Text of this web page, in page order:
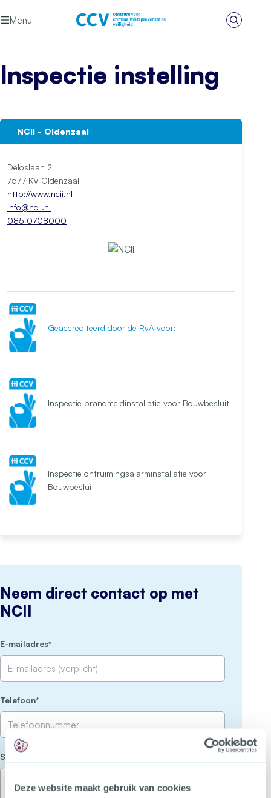
Deze website maakt gebruik van cookies
Menu
Zoeken
Inspectie instelling
Neem direct contact op met
NCII
E-mailadres
Telefoon
Stel je vraag
NCII - Oldenzaal
Deloslaan 2
7577 KV Oldenzaal
http://www.ncii.nl
info@ncii.nl
085 0708000
Geaccrediteerd door de RvA voor:
Inspectie brandmeldinstallatie voor Bouwbesluit
Inspectie ontruimingsalarminstallatie voor
Bouwbesluit